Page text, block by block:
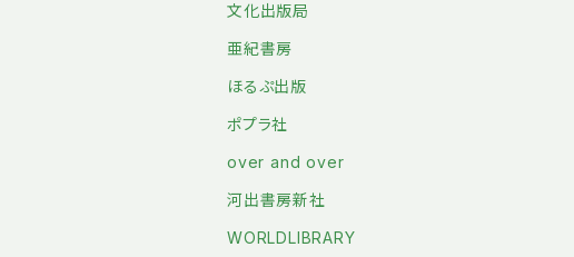
文化出版局
亜紀書房
ほるぷ出版
ポプラ社
over and over
河出書房新社
WORLDLIBRARY